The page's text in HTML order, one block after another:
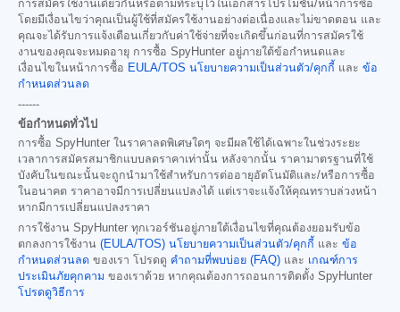
การสมัครใช้งานเดียวกันหรือตามที่ระบุไว้ในเอกสารโปรโมชั่น/หน้าการซื้อ
โดยมีเงื่อนไขว่าคุณเป็นผู้ใช้ที่สมัครใช้งานอย่างต่อเนื่องและไม่ขาดตอน และ
คุณจะได้รับการแจ้งเตือนเกี่ยวกับค่าใช้จ่ายที่จะเกิดขึ้นก่อนที่การสมัครใช้
งานของคุณจะหมดอายุ การซื้อ SpyHunter อยู่ภายใต้ข้อกำหนดและ
เงื่อนไขในหน้าการซื้อ EULA/TOS นโยบายความเป็นส่วนตัว/คุกกี้ และ ข้อ
กำหนดส่วนลด
------
ข้อกำหนดทั่วไป
การซื้อ SpyHunter ในราคาลดพิเศษใดๆ จะมีผลใช้ได้เฉพาะในช่วงระยะ
เวลาการสมัครสมาชิกแบบลดราคาเท่านั้น หลังจากนั้น ราคามาตรฐานที่ใช้
บังคับในขณะนั้นจะถูกนำมาใช้สำหรับการต่ออายุอัตโนมัติและ/หรือการซื้อ
ในอนาคต ราคาอาจมีการเปลี่ยนแปลงได้ แต่เราจะแจ้งให้คุณทราบล่วงหน้า
หากมีการเปลี่ยนแปลงราคา
การใช้งาน SpyHunter ทุกเวอร์ชันอยู่ภายใต้เงื่อนไขที่คุณต้องยอมรับข้อ
ตกลงการใช้งาน (EULA/TOS) นโยบายความเป็นส่วนตัว/คุกกี้ และ ข้อ
กำหนดส่วนลด ของเรา โปรดดู คำถามที่พบบ่อย (FAQ) และ เกณฑ์การ
ประเมินภัยคุกคาม ของเราด้วย หากคุณต้องการถอนการติดตั้ง SpyHunter
โปรดดูวิธีการ